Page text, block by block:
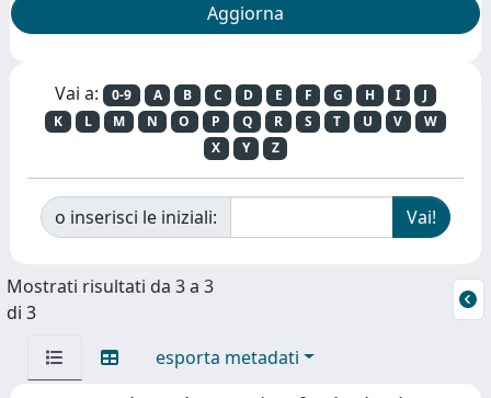
Vai a: 0-9 A B C D E F G H I
J
K
L M N O P Q R S T U V
W
X
Y Z
o inserisci le iniziali:
Mostrati risultati da 3 a 3
di 3
esporta metadati